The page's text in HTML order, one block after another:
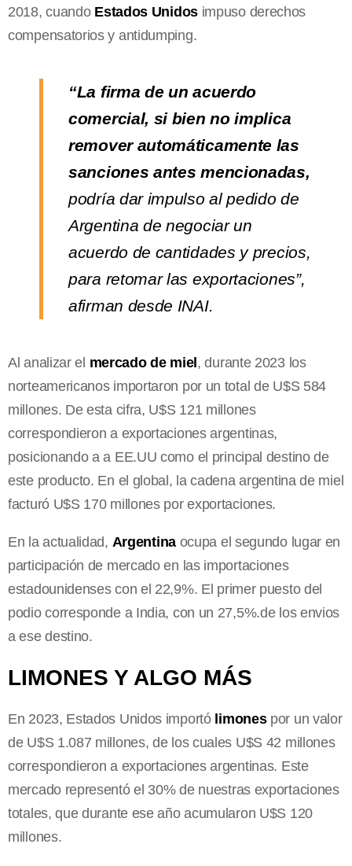
2018, cuando Estados Unidosimpuso derechos
compensatorios y antidumping.
“La firma de un acuerdo
comercial, si bien no implica
remover automáticamente las
sanciones antes mencionadas,
podría dar impulso al pedido de
Argentina de negociar un
acuerdo de cantidades y precios,
para retomar las exportaciones”,
afirman desde INAI.
Al analizar el mercado de miel , durante 2023 los
norteamericanos importaron por un total de U$S 584
millones. De esta cifra, U$S 121 millones
correspondieron a exportaciones argentinas,
posicionando a a EE.UU como el principal destino de
este producto. En el global, la cadena argentina de miel
facturó U$S 170 millones por exportaciones.
En la actualidad, Argentinaocupa el segundo lugar en
participación de mercado en las importaciones
estadounidenses con el 22,9%. El primer puesto del
podio corresponde a India, con un 27,5%.de los envios
a ese destino.
LIMONES Y ALGO MÁS
En 2023, Estados Unidos importólimonespor un valor
de U$S 1.087 millones, de los cuales U$S 42 millones
correspondieron a exportaciones argentinas. Este
mercado representó el 30% de nuestras exportaciones
totales, que durante ese año acumularon U$S 120
millones.